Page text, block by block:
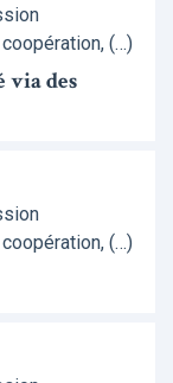
(…)
via des
(…)